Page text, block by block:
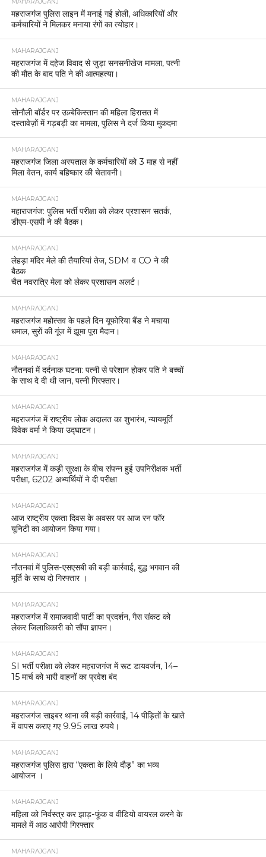
महराजगंज पुलिस लाइन में मनाई गई होली, अधिकारियों और
कर्मचारियों ने मिलकर मनाया रंगों का त्योहार।
MAHARAJGANJ
महराजगंज में दहेज विवाद से जुड़ा सनसनीखेज मामला, पत्नी
की मौत के बाद पति ने की आत्महत्या।
MAHARAJGANJ
सोनौली बॉर्डर पर उज़्बेकिस्तान की महिला हिरासत में
दस्तावेज़ों में गड़बड़ी का मामला, पुलिस ने दर्ज किया मुकदमा
MAHARAJGANJ
महराजगंज जिला अस्पताल के कर्मचारियों को 3 माह से नहीं
मिला वेतन, कार्य बहिष्कार की चेतावनी।
MAHARAJGANJ
महाराजगंज: पुलिस भर्ती परीक्षा को लेकर प्रशासन सतर्क,
डीएम-एसपी ने की बैठक।
MAHARAJGANJ
लेहड़ा मंदिर मेले की तैयारियां तेज, SDM व CO ने की
बैठक
चैत नवरात्रि मेला को लेकर प्रशासन अलर्ट।
MAHARAJGANJ
महराजगंज महोत्सव के पहले दिन यूफोरिया बैंड ने मचाया
धमाल, सुरों की गूंज में झूमा पूरा मैदान।
MAHARAJGANJ
नौतनवां में दर्दनाक घटना: पत्नी से परेशान होकर पति ने बच्चों
के साथ दे दी थी जान, पत्नी गिरफ्तार।
MAHARAJGANJ
महराजगंज में राष्ट्रीय लोक अदालत का शुभारंभ, न्यायमूर्ति
विवेक वर्मा ने किया उद्घाटन।
MAHARAJGANJ
महराजगंज में कड़ी सुरक्षा के बीच संपन्न हुई उपनिरीक्षक भर्ती
परीक्षा, 6202 अभ्यर्थियों ने दी परीक्षा
MAHARAJGANJ
आज राष्ट्रीय एकता दिवस के अवसर पर आज रन फॉर
यूनिटी का आयोजन किया गया।
MAHARAJGANJ
नौतनवां में पुलिस-एसएसबी की बड़ी कार्रवाई, बुद्ध भगवान की
मूर्ति के साथ दो गिरफ्तार ।
MAHARAJGANJ
महराजगंज में समाजवादी पार्टी का प्रदर्शन, गैस संकट को
लेकर जिलाधिकारी को सौंपा ज्ञापन।
MAHARAJGANJ
SI भर्ती परीक्षा को लेकर महराजगंज में रूट डायवर्जन, 14–
15 मार्च को भारी वाहनों का प्रवेश बंद
MAHARAJGANJ
महराजगंज साइबर थाना की बड़ी कार्रवाई, 14 पीड़ितों के खाते
में वापस कराए गए 9.95 लाख रुपये।
MAHARAJGANJ
महराजगंज पुलिस द्वारा “एकता के लिये दौड़” का भव्य
आयोजन ।
MAHARAJGANJ
महिला को निर्वस्त्र कर झाड़-फूंक व वीडियो वायरल करने के
मामले में आठ आरोपी गिरफ्तार
MAHARAJGANJ